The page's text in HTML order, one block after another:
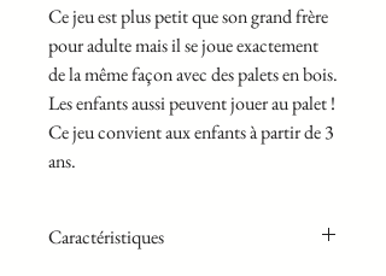
Ce jeu est plus petit que son grand frère
pour adulte mais il se joue exactement
de la même façon avec des palets en bois.
Les enfants aussi peuvent jouer au palet !
Ce jeu convient aux enfants à partir de 3
ans.
Caractéristiques